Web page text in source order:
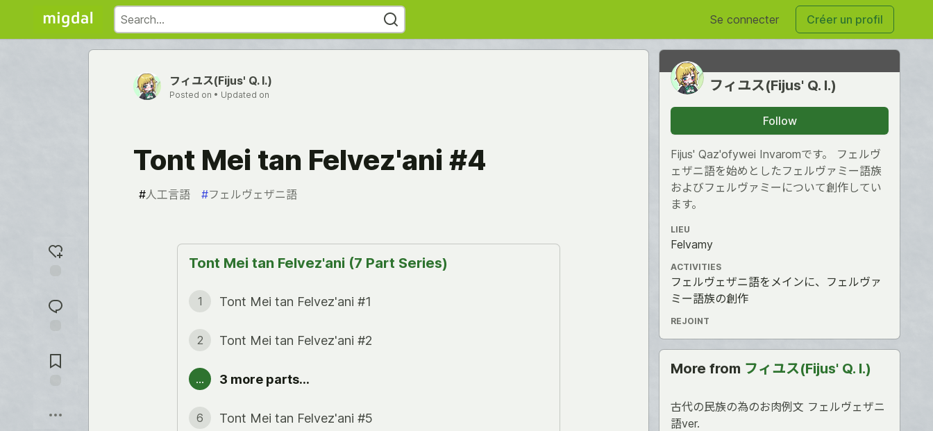
Se connecter Créer un profil
reaction
Comments
フィユス(Fijus' Q. I.)
Posted on • Updated on
Tont Mei tan Felvez'ani #4
#人工言語 #フェルヴェザニ語
Tont Mei tan Felvez'ani (7 Part Series)
1 Tont Mei tan Felvez'ani #1
2 Tont Mei tan Felvez'ani #2
... 3 more parts...
6 Tont Mei tan Felvez'ani #5
フィユス(Fijus' Q. I.)
Follow
Fijus' Qaz'ofywei Invaromです。 フェルヴ
ェザニ語を始めとしたフェルヴァミー語族
およびフェルヴァミーについて創作してい
ます。
LIEU
Felvamy
ACTIVITIES
フェルヴェザニ語をメインに、フェルヴァ
ミー語族の創作
REJOINT
More from フィユス(Fijus' Q. I.)
古代の民族の為のお肉例文 フェルヴェザニ
語ver.